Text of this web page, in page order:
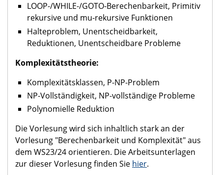
LOOP-/WHILE-/GOTO-Berechenbarkeit, Primitiv
rekursive und mu-rekursive Funktionen
Halteproblem, Unentscheidbarkeit,
Reduktionen, Unentscheidbare Probleme
Komplexitätstheorie:
Komplexitätsklassen, P-NP-Problem
NP-Vollständigkeit, NP-vollständige Probleme
Polynomielle Reduktion
Die Vorlesung wird sich inhaltlich stark an der
Vorlesung "Berechenbarkeit und Komplexität" aus
dem WS23/24 orientieren. Die Arbeitsunterlagen
zur dieser Vorlesung finden Sie hier.